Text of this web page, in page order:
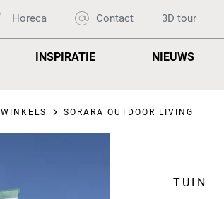
Horeca Contact 3D tour
INSPIRATIE NIEUWS
WINKELS SORARA OUTDOOR LIVING
TUIN